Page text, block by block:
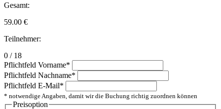
Gesamt:
59.00 €
Teilnehmer:
0 / 18
Pflichtfeld Vorname*
Pflichtfeld Nachname*
Pflichtfeld E-Mail*
* notwendige Angaben, damit wir die Buchung richtig zuordnen können
Preisoption